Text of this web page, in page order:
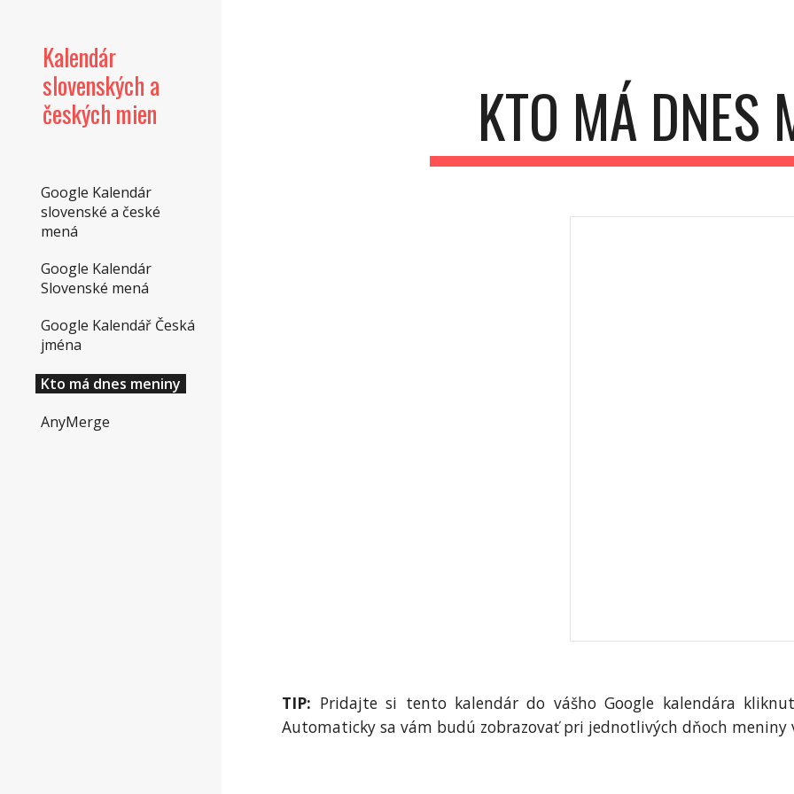
Kalendár
slovenských a
českých mien
Google Kalendár
slovenské a české
mená
Google Kalendár
Slovenské mená
Google Kalendář Česká
jména
Kto má dnes meniny
AnyMerge
KTO MÁ DNES
TIP: Pridajte si tento kalendár do vášho Google kalendára
Automaticky sa vám budú zobrazovať pri jednotlivých dňoch